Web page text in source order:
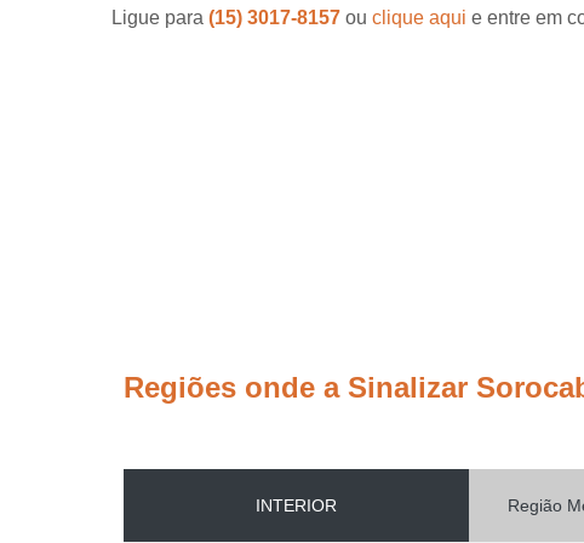
Ligue para (15) 3017-8157 ou clique aqui e entre em
Regiões onde a Sinalizar
INTERIOR Região